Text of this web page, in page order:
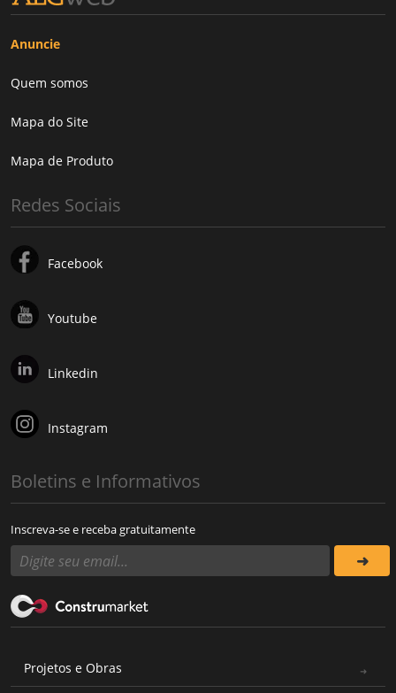
Anuncie
Quem somos
Mapa do Site
Mapa de Produto
Redes Sociais
Facebook
Youtube
Linkedin
Instagram
Boletins e Informativos
Inscreva-se e receba gratuitamente
Projetos e Obras